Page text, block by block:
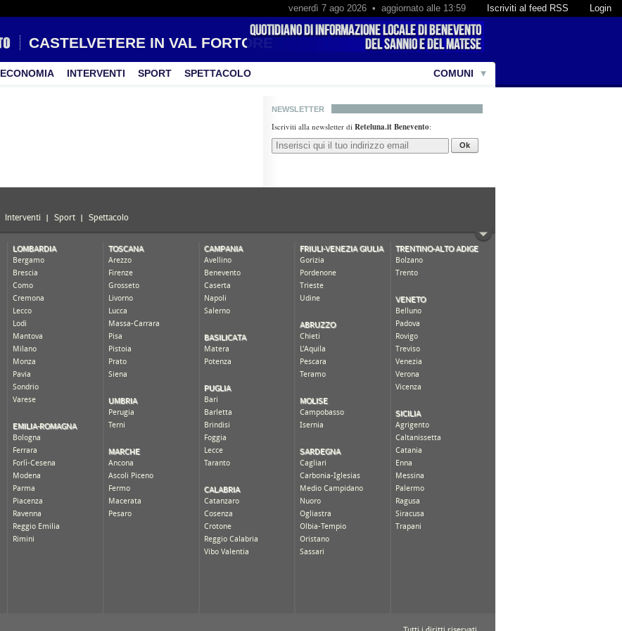
Login
Iscriviti al feed RSS
venerdì 7 ago 2026 • aggiornato alle 13:59
CASTELVETERE IN VAL FORTORE
ECONOMIA INTERVENTI SPORT SPETTACOLO COMUNI
NEWSLETTER
Iscriviti alla newsletter di Reteluna.it Benevento:
Ok